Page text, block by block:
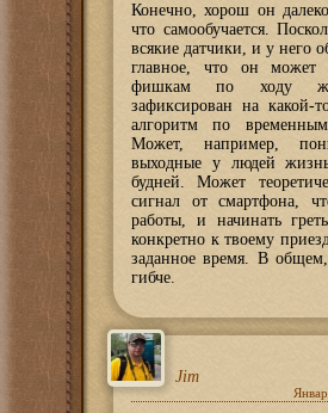
Конечно, хорош он
что самообучается.
всякие датчики, и у него
главное, что он может
фишкам по ходу
зафиксирован на какой-
алгоритм по
Может, например,
выходные у людей
будней. Может
сигнал от смартфона,
работы, и начинать
конкретно к твоему
заданное время. В
гибче.
Jim